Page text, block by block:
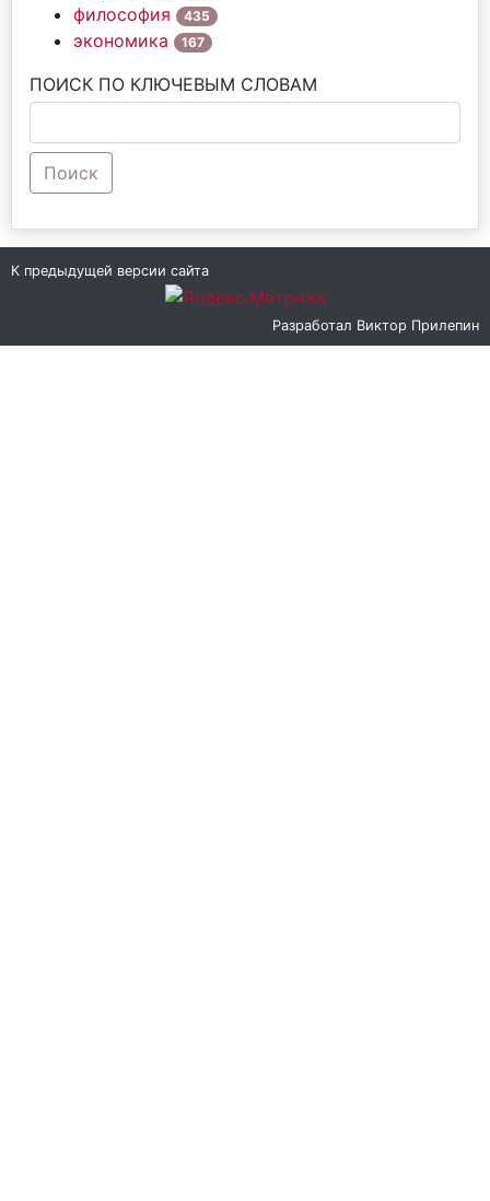
философия 435
экономика 167
ПОИСК ПО КЛЮЧЕВЫМ СЛОВАМ
Поиск
К предыдущей версии сайта
Разработал Виктор Прилепин